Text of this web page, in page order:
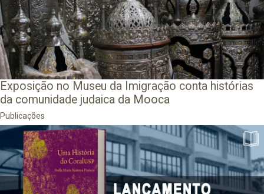
Exposição no Museu da Imigração conta histórias
da comunidade judaica da Mooca
Publicações